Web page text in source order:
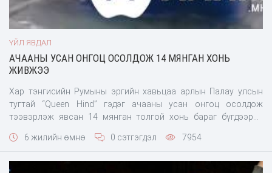
ҮЙЛ ЯВДАЛ
АЧААНЫ УСАН ОНГОЦ ОСОЛДОЖ 14 МЯНГАН ХОНЬ
ЖИВЖЭЭ
Хар тэнгисийн Румыны эргийн хавьцаа арлын Палау улсын
тугтай “Queen Hind” гэдэг ачааны усан онгоц осолдож
тээвэрлэж явсан 14 мянган толгой хонь бараг бүгдээрээ
боомтонд хүргэх ёстой ч ийнхүү осолджээ. Аврагчдыг очиход
6 жилийн өмнө 0 сэтгэгдэл 7954